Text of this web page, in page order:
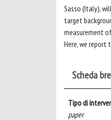
Sasso (Italy),
target
measurement
Here, we report
Scheda
Tipo di
paper